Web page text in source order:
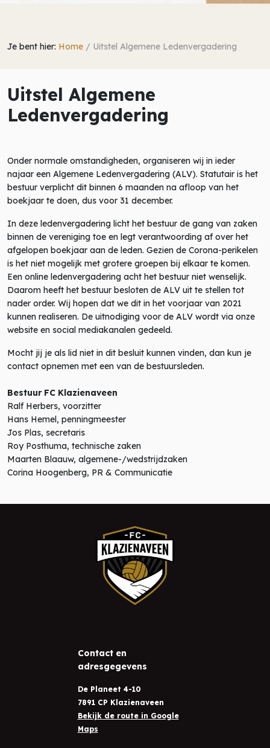
Je bent hier: Home / Uitstel Algemene Ledenvergadering
Uitstel Algemene
Ledenvergadering
Onder normale omstandigheden, organiseren wij in ieder
najaar een Algemene Ledenvergadering (ALV). Statutair is het
bestuur verplicht dit binnen 6 maanden na afloop van het
boekjaar te doen, dus voor 31 december.
In deze ledenvergadering licht het bestuur de gang van zaken
binnen de vereniging toe en legt verantwoording af over het
afgelopen boekjaar aan de leden. Gezien de Corona-perikelen
is het niet mogelijk met grotere groepen bij elkaar te komen.
Een online ledenvergadering acht het bestuur niet wenselijk.
Daarom heeft het bestuur besloten de ALV uit te stellen tot
nader order. Wij hopen dat we dit in het voorjaar van 2021
kunnen realiseren. De uitnodiging voor de ALV wordt via onze
website en social mediakanalen gedeeld.
Mocht jij je als lid niet in dit besluit kunnen vinden, dan kun je
contact opnemen met een van de bestuursleden.
Bestuur FC Klazienaveen
Ralf Herbers, voorzitter
Hans Hemel, penningmeester
Jos Plas, secretaris
Roy Posthuma, technische zaken
Maarten Blaauw, algemene-/wedstrijdzaken
Corina Hoogenberg, PR & Communicatie
Contact en
adresgegevens
De Planeet 4-10
7891 CP Klazienaveen
Bekijk de route in Google
Maps